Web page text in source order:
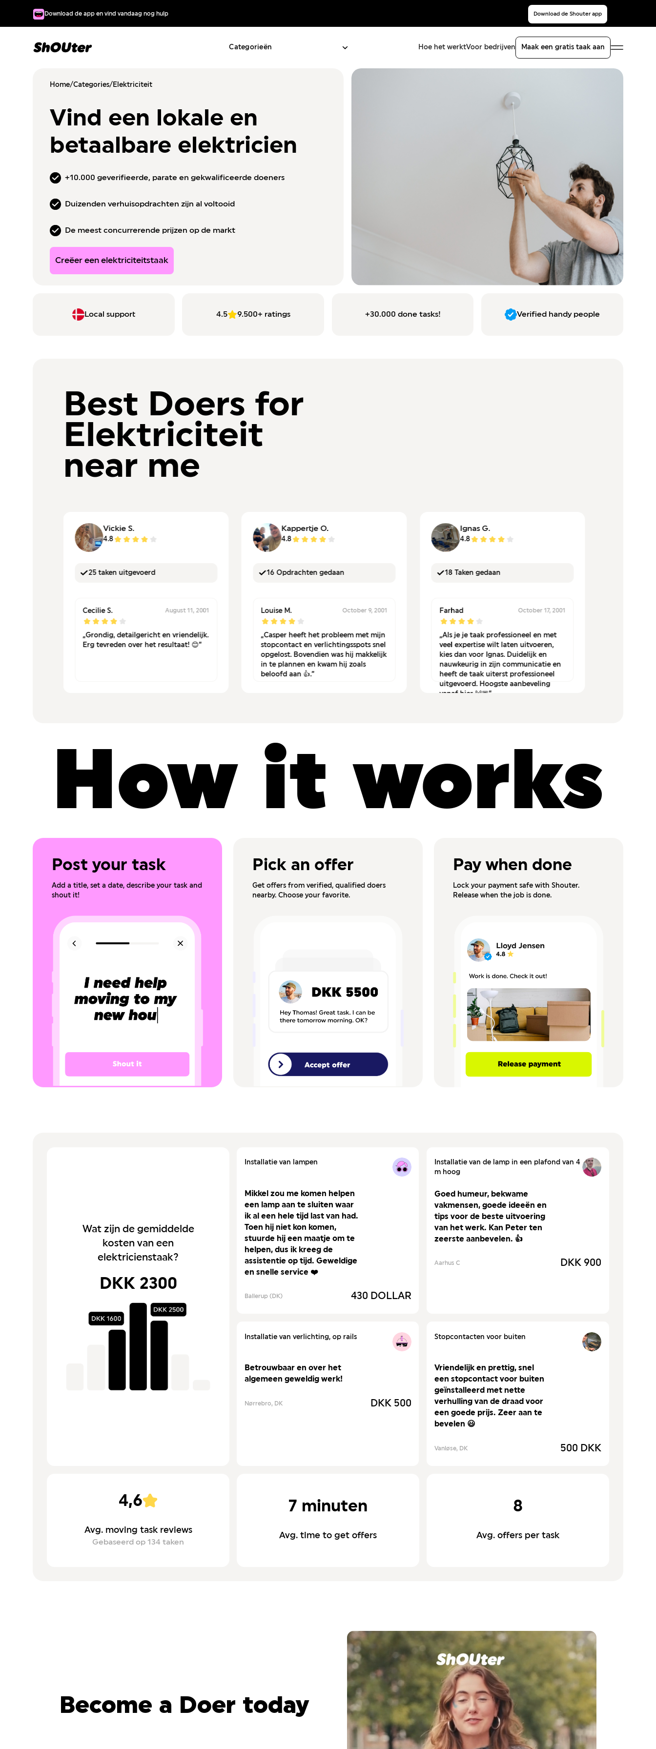
Download de app en vind vandaag nog hulp Download de Shouter app
Categorieën Hoe het werktVoor bedrijven Maak een gratis taak aan
Home/Categories/ Elektriciteit
Vind een lokale en
betaalbare elektricien
+10.000 geverifieerde, parate en gekwalificeerde doeners
Duizenden verhuisopdrachten zijn al voltooid
De meest concurrerende prijzen op de markt
Creëer een elektriciteitstaak
Local support 4.5 9.500+ ratings +30.000 done tasks! Verified handy people
Best Doers for
Elektriciteit
near me
Vickie S.
4.8
25 taken uitgevoerd
Cecilie S. August 11, 2001
„Grondig, detailgericht en vriendelijk.
Erg tevreden over het resultaat! 😊”
Kappertje O.
4.8
16 Opdrachten gedaan
Louise M. October 9, 2001
„Casper heeft het probleem met mijn
stopcontact en verlichtingsspots snel
opgelost. Bovendien was hij makkelijk
in te plannen en kwam hij zoals
beloofd aan 👍.”
Ignas G.
4.8
18 Taken gedaan
Farhad October 17, 2001
„Als je je taak professioneel en met
veel expertise wilt laten uitvoeren,
kies dan voor Ignas. Duidelijk en
nauwkeurig in zijn communicatie en
heeft de taak uiterst professioneel
uitgevoerd. Hoogste aanbeveling
vanaf hier 🙌🏾”
How it works
Post your task
Add a title, set a date, describe your task and
shout it!
Pick an offer
Get offers from verified, qualified doers
nearby. Choose your favorite.
Pay when done
Lock your payment safe with Shouter.
Release when the job is done.
Wat zijn de gemiddelde
kosten van een
elektricienstaak?
DKK 2300
Installatie van lampen
Mikkel zou me komen helpen
een lamp aan te sluiten waar
ik al een hele tijd last van had.
Toen hij niet kon komen,
stuurde hij een maatje om te
helpen, dus ik kreeg de
assistentie op tijd. Geweldige
en snelle service ❤️
Ballerup (DK) 430 DOLLAR
Installatie van de lamp in een plafond van 4
m hoog
Goed humeur, bekwame
vakmensen, goede ideeën en
tips voor de beste uitvoering
van het werk. Kan Peter ten
zeerste aanbevelen. 👍
Aarhus C DKK 900
Installatie van verlichting, op rails
Betrouwbaar en over het
algemeen geweldig werk!
Nørrebro, DK DKK 500
Stopcontacten voor buiten
Vriendelijk en prettig, snel
een stopcontact voor buiten
geïnstalleerd met nette
verhulling van de draad voor
een goede prijs. Zeer aan te
bevelen 😃
Vanløse, DK 500 DKK
4,6
Avg. moving task reviews
Gebaseerd op 134 taken
7 minuten
Avg. time to get offers
8
Avg. offers per task
Become a Doer today